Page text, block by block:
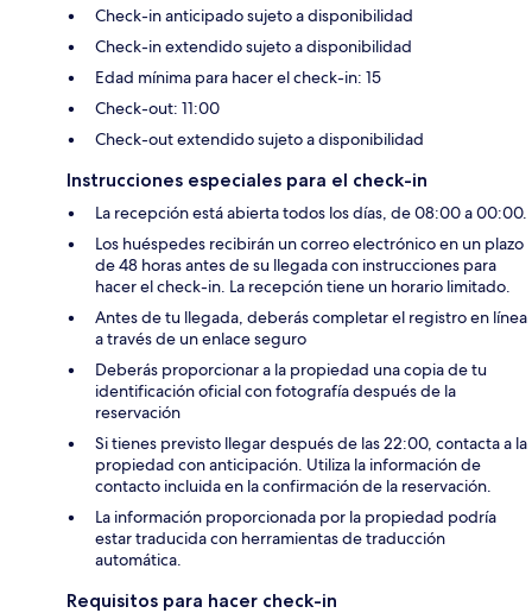
Check-in anticipado sujeto a disponibilidad
Check-in extendido sujeto a disponibilidad
Edad mínima para hacer el check-in: 15
Check-out: 11:00
Check-out extendido sujeto a disponibilidad
Instrucciones especiales para el check-in
La recepción está abierta todos los días, de 08:00 a 00:00.
Los huéspedes recibirán un correo electrónico en un plazo
de 48 horas antes de su llegada con instrucciones para
hacer el check-in. La recepción tiene un horario limitado.
Antes de tu llegada, deberás completar el registro en línea
a través de un enlace seguro
Deberás proporcionar a la propiedad una copia de tu
identificación oficial con fotografía después de la
reservación
Si tienes previsto llegar después de las 22:00, contacta a la
propiedad con anticipación. Utiliza la información de
contacto incluida en la confirmación de la reservación.
La información proporcionada por la propiedad podría
estar traducida con herramientas de traducción
automática.
Requisitos para hacer check-in